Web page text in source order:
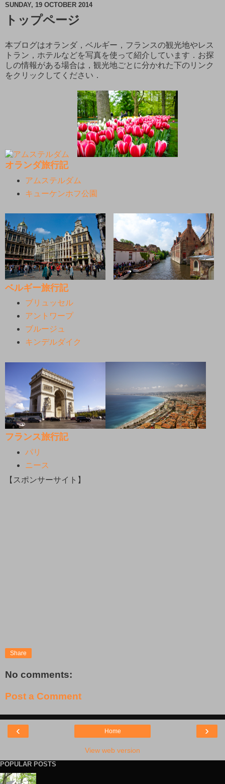
SUNDAY, 19 OCTOBER 2014
トップページ
本ブログはオランダ，ベルギー，フランスの観光地やレス
トラン，ホテルなどを写真を使って紹介しています．お探
しの情報がある場合は，観光地ごとに分かれた下のリンク
をクリックしてください．
オランダ旅行記
アムステルダム
キューケンホフ公園
ベルギー旅行記
ブリュッセル
アントワープ
ブルージュ
キンデルダイク
フランス旅行記
パリ
ニース
【スポンサーサイト】
Share
No comments:
Post a Comment
‹ ›
Home
View web version
POPULAR POSTS